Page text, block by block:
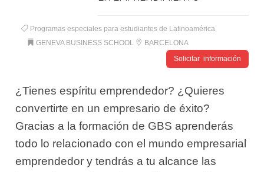
Programas especiales para estudiantes de Latinoamérica
GENEVA BUSINESS SCHOOL
BARCELONA
Solicitar información
¿Tienes espíritu emprendedor? ¿Quieres
convertirte en un empresario de éxito?
Gracias a la formación de GBS aprenderás
todo lo relacionado con el mundo empresarial
emprendedor y tendrás a tu alcance las